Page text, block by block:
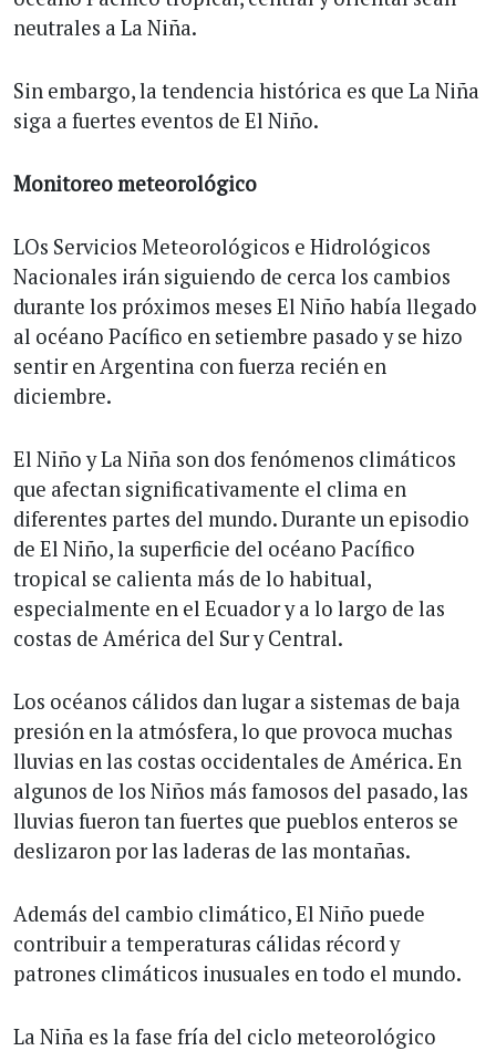
neutrales a La Niña.
Sin embargo, la tendencia histórica es que La Niña
siga a fuertes eventos de El Niño.
Monitoreo meteorológico
LOs Servicios Meteorológicos e Hidrológicos
Nacionales irán siguiendo de cerca los cambios
durante los próximos meses El Niño había llegado
al océano Pacífico en setiembre pasado y se hizo
sentir en Argentina con fuerza recién en
diciembre.
El Niño y La Niña son dos fenómenos climáticos
que afectan significativamente el clima en
diferentes partes del mundo. Durante un episodio
de El Niño, la superficie del océano Pacífico
tropical se calienta más de lo habitual,
especialmente en el Ecuador y a lo largo de las
costas de América del Sur y Central.
Los océanos cálidos dan lugar a sistemas de baja
presión en la atmósfera, lo que provoca muchas
lluvias en las costas occidentales de América. En
algunos de los Niños más famosos del pasado, las
lluvias fueron tan fuertes que pueblos enteros se
deslizaron por las laderas de las montañas.
Además del cambio climático, El Niño puede
contribuir a temperaturas cálidas récord y
patrones climáticos inusuales en todo el mundo.
La Niña es la fase fría del ciclo meteorológico